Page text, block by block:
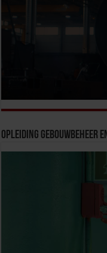
Opleiding Gebouwbeheer